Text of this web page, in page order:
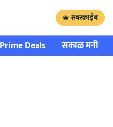
सबस्क्राईब
Prime Deals सकाळ मनी